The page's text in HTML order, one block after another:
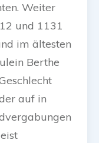
Weiter
und 1131
im ältesten
Berthe
auf in